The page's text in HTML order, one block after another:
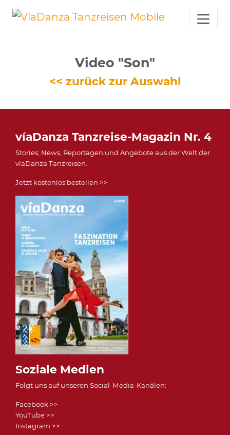
Video "Son"
<< zurück zur Auswahl
víaDanza Tanzreise-Magazin Nr. 4
Stories, News, Reportagen und Angebote aus der Welt der
víaDanza Tanzreisen.
Jetzt kostenlos bestellen >>
Soziale Medien
Folgt uns auf unseren Social-Media-Kanälen:
Facebook >>
YouTube >>
Instagram >>